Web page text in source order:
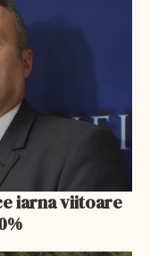
iarna viitoare